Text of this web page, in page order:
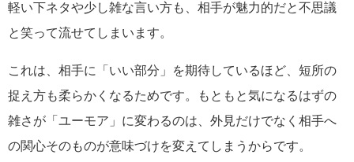
軽い下ネタや少し雑な言い方も、相手が魅力的だと不思議
と笑って流せてしまいます。
これは、相手に「いい部分」を期待しているほど、短所の
捉え方も柔らかくなるためです。もともと気になるはずの
雑さが「ユーモア」に変わるのは、外見だけでなく相手へ
の関心そのものが意味づけを変えてしまうからです。